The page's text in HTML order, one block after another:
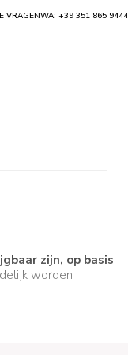
zijn, op basis
worden
VRAGENWA: +39 351 865 9444